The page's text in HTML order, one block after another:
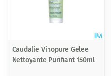
Caudalie Vinopure Gelee
Nettoyante Purifiant 150ml